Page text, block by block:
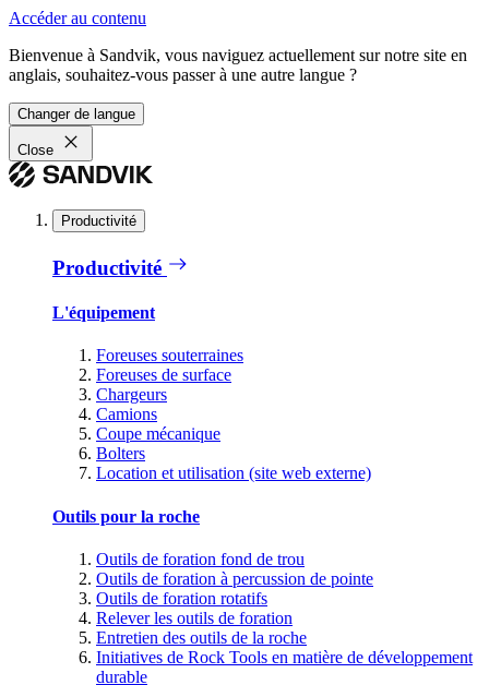
Accéder au contenu
Bienvenue à Sandvik, vous naviguez actuellement sur notre site en
anglais, souhaitez-vous passer à une autre langue ?
Changer de langue
Close
Productivité
Productivité
L'équipement
Foreuses souterraines
Foreuses de surface
Chargeurs
Camions
Coupe mécanique
Bolters
Location et utilisation (site web externe)
Outils pour la roche
Outils de foration fond de trou
Outils de foration à percussion de pointe
Outils de foration rotatifs
Relever les outils de foration
Entretien des outils de la roche
Initiatives de Rock Tools en matière de développement
durable